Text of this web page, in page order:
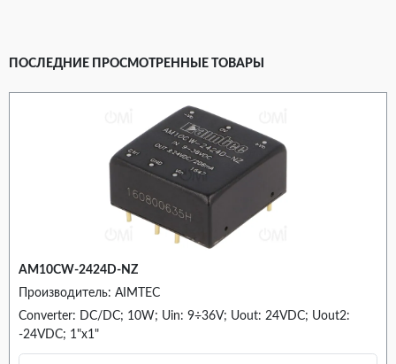
ПОСЛЕДНИЕ ПРОСМОТРЕННЫЕ ТОВАРЫ
AM10CW-2424D-NZ
Производитель: AIMTEC
Converter: DC/DC; 10W; Uin: 9÷36V; Uout: 24VDC; Uout2:
-24VDC; 1"x1"